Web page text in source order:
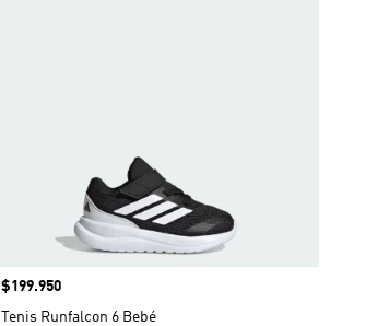
Precio
$199.950
Tenis Runfalcon 6 Bebé